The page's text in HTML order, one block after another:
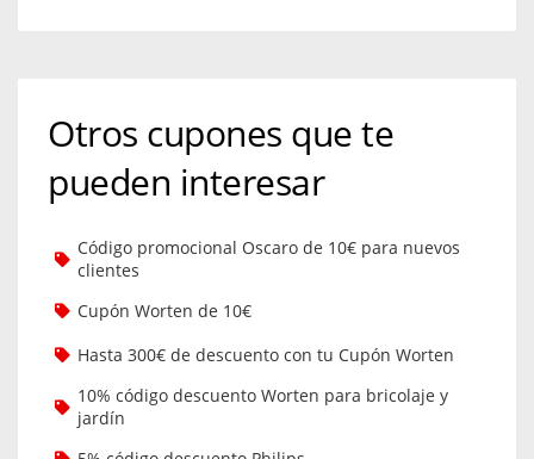
Otros cupones que te
pueden interesar
Código promocional Oscaro de 10€ para nuevos
clientes
Cupón Worten de 10€
Hasta 300€ de descuento con tu Cupón Worten
10% código descuento Worten para bricolaje y
jardín